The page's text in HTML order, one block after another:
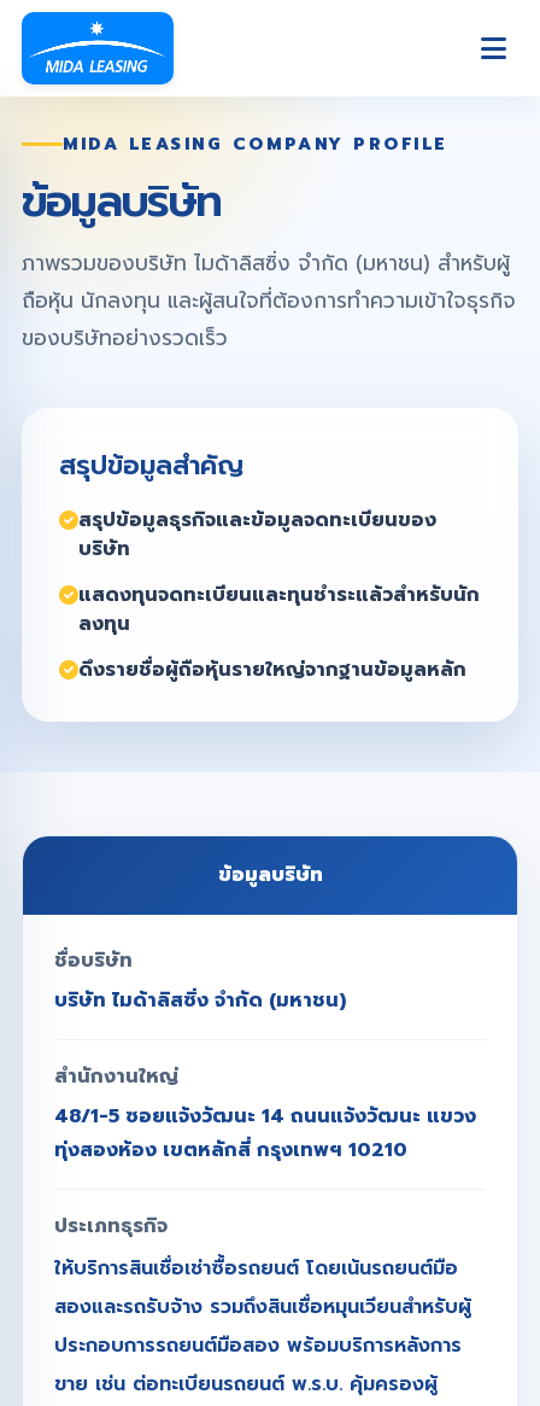
MIDA LEASING COMPANY PROFILE
ข้อมูลบริษัท
ภาพรวมของบริษัท ไมด้าลิสซิ่ง จำกัด (มหาชน) สำหรับผู้
ถือหุ้น นักลงทุน และผู้สนใจที่ต้องการทำความเข้าใจธุรกิจ
ของบริษัทอย่างรวดเร็ว
สรุปข้อมูลสำคัญ
สรุปข้อมูลธุรกิจและข้อมูลจดทะเบียนของ
บริษัท
แสดงทุนจดทะเบียนและทุนชำระแล้วสำหรับนัก
ลงทุน
ดึงรายชื่อผู้ถือหุ้นรายใหญ่จากฐานข้อมูลหลัก
ข้อมูลบริษัท
ชื่อบริษัท
บริษัท ไมด้าลิสซิ่ง จำกัด (มหาชน)
สำนักงานใหญ่
48/1-5 ซอยแจ้งวัฒนะ 14 ถนนแจ้งวัฒนะ แขวง
ทุ่งสองห้อง เขตหลักสี่ กรุงเทพฯ 10210
ประเภทธุรกิจ
ให้บริการสินเชื่อเช่าซื้อรถยนต์ โดยเน้นรถยนต์มือ
สองและรถรับจ้าง รวมถึงสินเชื่อหมุนเวียนสำหรับผู้
ประกอบการรถยนต์มือสอง พร้อมบริการหลังการ
ขาย เช่น ต่อทะเบียนรถยนต์ พ.ร.บ. คุ้มครองผู้